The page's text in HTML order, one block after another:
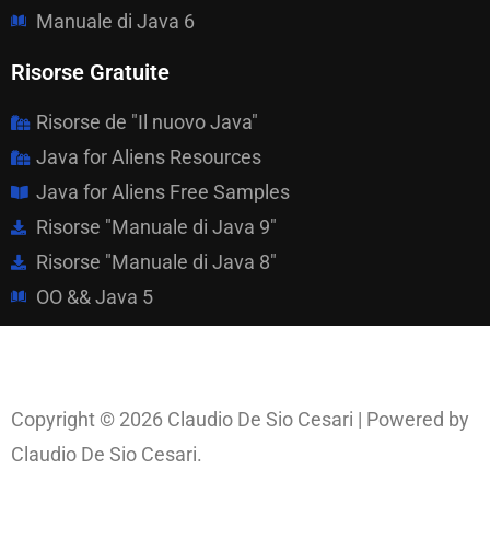
Manuale di Java 6
Risorse Gratuite
Risorse de "Il nuovo Java"
Java for Aliens Resources
Java for Aliens Free Samples
Risorse "Manuale di Java 9"
Risorse "Manuale di Java 8"
OO && Java 5
Copyright © 2026 Claudio De Sio Cesari | Powered by
Claudio De Sio Cesari.